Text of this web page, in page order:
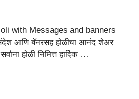
with Messages and banners
आणि बॅनरसह होळीचा आनंद शेअर
होळी निमित्त हार्दिक …